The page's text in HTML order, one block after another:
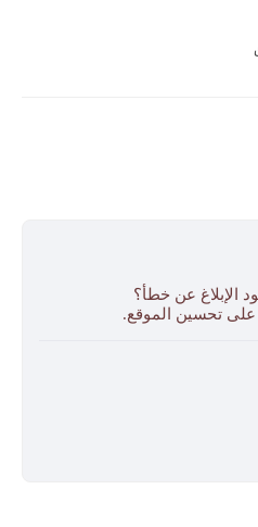
الإبلاغ عن خطأ؟
على تحسين الموقع.